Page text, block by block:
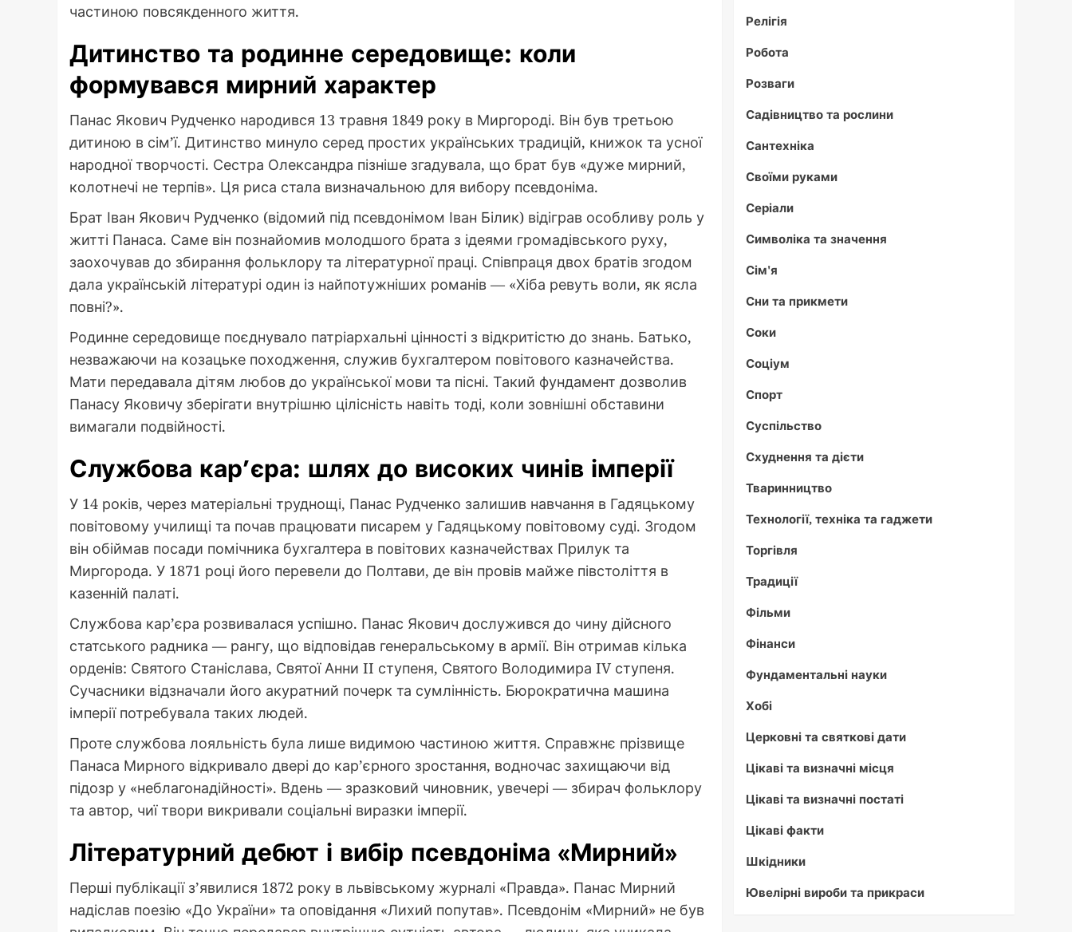
частиною повсякденного життя.
Дитинство та родинне середовище: коли
формувався мирний характер
Панас Якович Рудченко народився 13 травня 1849 року в Миргороді. Він був третьою
дитиною в сім’ї. Дитинство минуло серед простих українських традицій, книжок та усної
народної творчості. Сестра Олександра пізніше згадувала, що брат був «дуже мирний,
колотнечі не терпів». Ця риса стала визначальною для вибору псевдоніма.
Брат Іван Якович Рудченко (відомий під псевдонімом Іван Білик) відіграв особливу роль у
житті Панаса. Саме він познайомив молодшого брата з ідеями громадівського руху,
заохочував до збирання фольклору та літературної праці. Співпраця двох братів згодом
дала українській літературі один із найпотужніших романів — «Хіба ревуть воли, як ясла
повні?».
Родинне середовище поєднувало патріархальні цінності з відкритістю до знань. Батько,
незважаючи на козацьке походження, служив бухгалтером повітового казначейства.
Мати передавала дітям любов до української мови та пісні. Такий фундамент дозволив
Панасу Яковичу зберігати внутрішню цілісність навіть тоді, коли зовнішні обставини
вимагали подвійності.
Службова кар’єра: шлях до високих чинів імперії
У 14 років, через матеріальні труднощі, Панас Рудченко залишив навчання в Гадяцькому
повітовому училищі та почав працювати писарем у Гадяцькому повітовому суді. Згодом
він обіймав посади помічника бухгалтера в повітових казначействах Прилук та
Миргорода. У 1871 році його перевели до Полтави, де він провів майже півстоліття в
казенній палаті.
Службова кар’єра розвивалася успішно. Панас Якович дослужився до чину дійсного
статського радника — рангу, що відповідав генеральському в армії. Він отримав кілька
орденів: Святого Станіслава, Святої Анни II ступеня, Святого Володимира IV ступеня.
Сучасники відзначали його акуратний почерк та сумлінність. Бюрократична машина
імперії потребувала таких людей.
Проте службова лояльність була лише видимою частиною життя. Справжнє прізвище
Панаса Мирного відкривало двері до кар’єрного зростання, водночас захищаючи від
підозр у «неблагонадійності». Вдень — зразковий чиновник, увечері — збирач фольклору
та автор, чиї твори викривали соціальні виразки імперії.
Літературний дебют і вибір псевдоніма «Мирний»
Перші публікації з’явилися 1872 року в львівському журналі «Правда». Панас Мирний
надіслав поезію «До України» та оповідання «Лихий попутав». Псевдонім «Мирний» не був
Релігія
Робота
Розваги
Садівництво та рослини
Сантехніка
Своїми руками
Серіали
Символіка та значення
Сім'я
Сни та прикмети
Соки
Соціум
Спорт
Суспільство
Схуднення та дієти
Тваринництво
Технології, техніка та гаджети
Торгівля
Традиції
Фільми
Фінанси
Фундаментальні науки
Хобі
Церковні та святкові дати
Цікаві та визначні місця
Цікаві та визначні постаті
Цікаві факти
Шкідники
Ювелірні вироби та прикраси